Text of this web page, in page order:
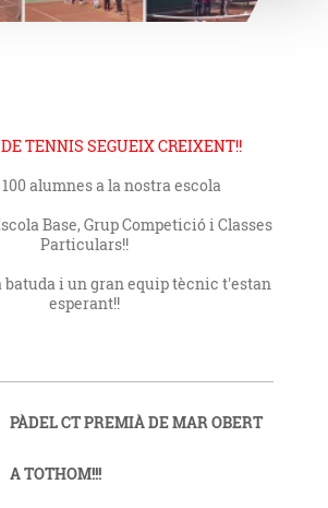
TENNIS SEGUEIX CREIXENT!!
alumnes a la nostra escola
Base, Grup Competició i Classes
Particulars!!
batuda i un gran equip tècnic t'estan
esperant!!
PÀDEL CT PREMIÀ DE MAR OBERT
A TOTHOM!!!